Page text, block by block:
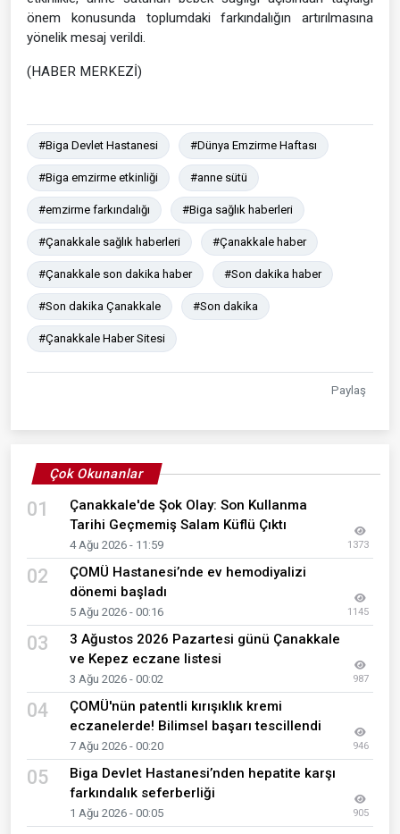
önem konusunda toplumdaki farkındalığın artırılmasına
yönelik mesaj verildi.
(HABER MERKEZİ)
#Biga Devlet Hastanesi #Dünya Emzirme Haftası
#Biga emzirme etkinliği #anne sütü
#emzirme farkındalığı #Biga sağlık haberleri
#Çanakkale sağlık haberleri #Çanakkale haber
#Çanakkale son dakika haber #Son dakika haber
#Son dakika Çanakkale #Son dakika
#Çanakkale Haber Sitesi
Paylaş
Çok Okunanlar
01
Çanakkale'de Şok Olay: Son Kullanma
Tarihi Geçmemiş Salam Küflü Çıktı
4 Ağu 2026 - 11:59 1373
02
ÇOMÜ Hastanesi’nde ev hemodiyalizi
dönemi başladı
5 Ağu 2026 - 00:16 1145
03
3 Ağustos 2026 Pazartesi günü Çanakkale
ve Kepez eczane listesi
3 Ağu 2026 - 00:02 987
04
ÇOMÜ'nün patentli kırışıklık kremi
eczanelerde! Bilimsel başarı tescillendi
7 Ağu 2026 - 00:20 946
05
Biga Devlet Hastanesi’nden hepatite karşı
farkındalık seferberliği
1 Ağu 2026 - 00:05 905